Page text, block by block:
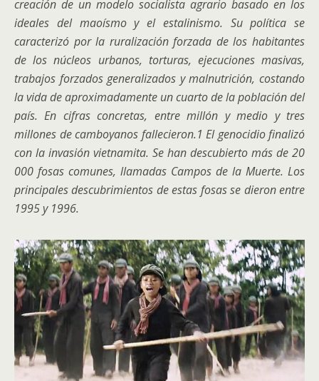
creación de un modelo socialista agrario basado en los
ideales del maoísmo y el estalinismo. Su política se
caracterizó por la ruralización forzada de los habitantes
de los núcleos urbanos, torturas, ejecuciones masivas,
trabajos forzados generalizados y malnutrición, costando
la vida de aproximadamente un cuarto de la población del
país. En cifras concretas, entre millón y medio y tres
millones de camboyanos fallecieron.1​ El genocidio finalizó
con la invasión vietnamita. Se han descubierto más de 20
000 fosas comunes, llamadas Campos de la Muerte.​ Los
principales descubrimientos de estas fosas se dieron entre
1995 y 1996.